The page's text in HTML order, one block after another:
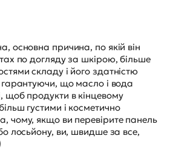
основна причина, по якій він
по догляду за шкірою, більше
складу і його здатністю
гарантуючи, що масло і вода
щоб продукти в кінцевому
густими і косметично
чому, якщо ви перевірите панель
лосьйону, ви, швидше за все,